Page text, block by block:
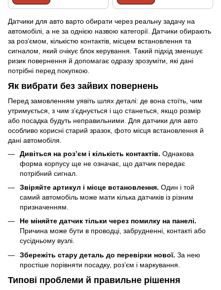
Датчики для авто варто обирати через реальну задачу на
автомобілі, а не за однією назвою категорії. Датчики обирають
за роз’ємом, кількістю контактів, місцем встановлення та
сигналом, який очікує блок керування. Такий підхід зменшує
ризик повернення й допомагає одразу зрозуміти, які дані
потрібні перед покупкою.
Як вибрати без зайвих повернень
Перед замовленням уявіть шлях деталі: де вона стоїть, чим
утримується, з чим з’єднується і що станеться, якщо розмір
або посадка будуть неправильними. Для датчики для авто
особливо корисні старий зразок, фото місця встановлення й
дані автомобіля.
Дивіться на роз’єм і кількість контактів. Однакова
форма корпусу ще не означає, що датчик передає
потрібний сигнал.
Звіряйте артикул і місце встановлення. Один і той
самий автомобіль може мати кілька датчиків із різним
призначенням.
Не міняйте датчик тільки через помилку на панелі.
Причина може бути в проводці, забрудненні, контакті або
сусідньому вузлі.
Збережіть стару деталь до перевірки нової. За нею
простіше порівняти посадку, роз’єм і маркування.
Типові проблеми й правильне рішення